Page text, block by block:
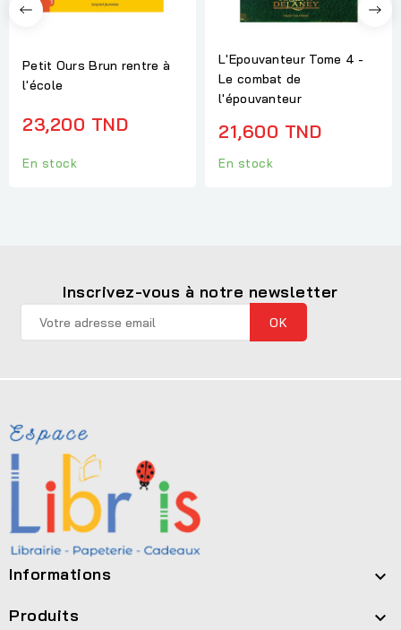
Petit Ours Brun rentre à
l'école
23,200 TND
En stock
L'Epouvanteur Tome 4 -
Le combat de
l'épouvanteur
21,600 TND
En stock
Inscrivez-vous à notre newsletter
Informations 
Produits 